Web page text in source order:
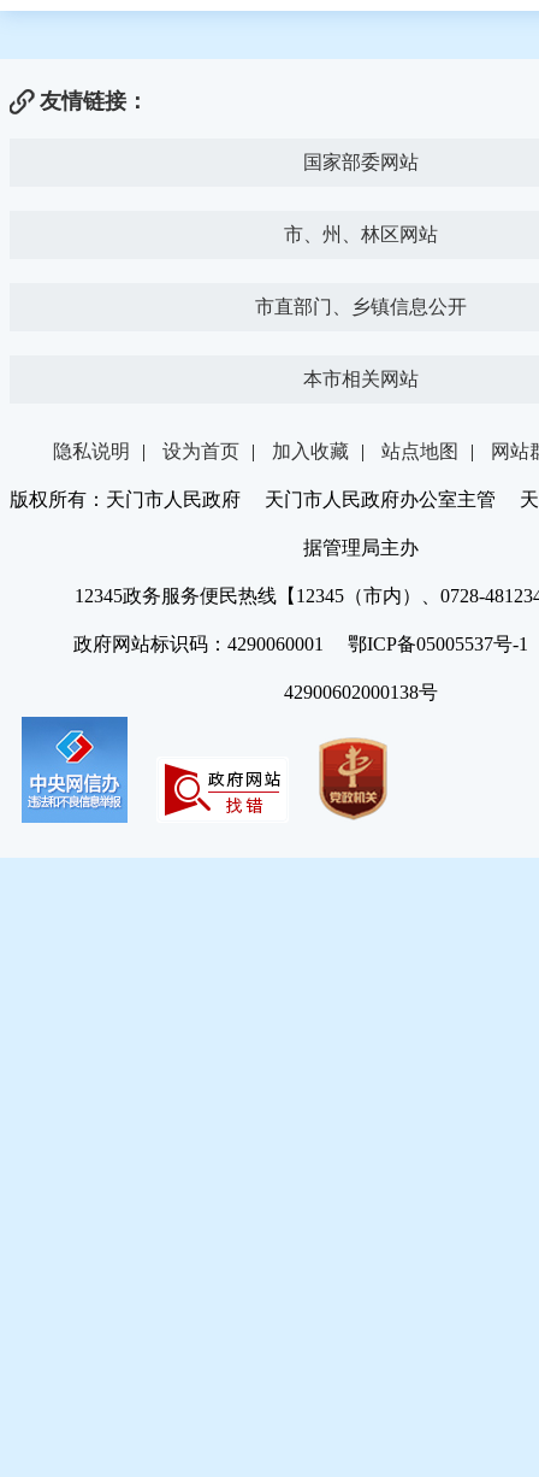
友情链接：
国家部委网站
市、州、林区网站
市直部门、乡镇信息公开
本市相关网站
隐私说明 | 设为首页 | 加入收藏 | 站点地图 | 网站
版权所有：天门市人民政府 天门市人民政府办公室主管 天
据管理局主办
12345政务服务便民热线【12345（市内）、0728-
政府网站标识码：4290060001 鄂ICP备05005537号
42900602000138号